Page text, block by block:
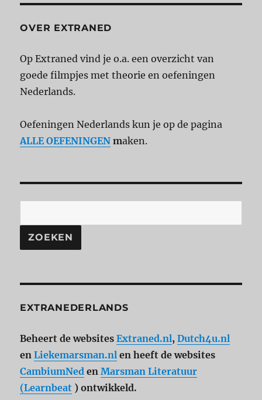
OVER EXTRANED
Op Extraned vind je o.a. een overzicht van
goede filmpjes met theorie en oefeningen
Nederlands.
Oefeningen Nederlands kun je op de pagina
ALLE OEFENINGEN maken.
ZOEKEN
EXTRANEDERLANDS
Beheert de websitesExtraned.nl,Dutch4u.nl
enLiekemarsman.nl en heeft de websites
CambiumNed enMarsman Literatuur
(Learnbeat ) ontwikkeld.